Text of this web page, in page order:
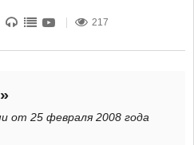
217
от 25 февраля 2008 года